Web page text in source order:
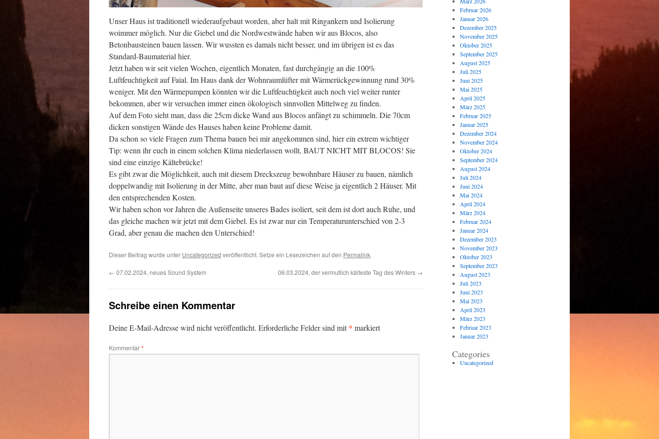
Unser Haus ist traditionell wiederaufgebaut worden, aber halt mit Ringankern und Isolierung
woimmer möglich. Nur die Giebel und die Nordwestwände haben wir aus Blocos, also
Betonbausteinen bauen lassen. Wir wussten es damals nicht besser, und im übrigen ist es das
Standard-Baumaterial hier.
Jetzt haben wir seit vielen Wochen, eigentlich Monaten, fast durchgängig an die 100%
Luftfeuchtigkeit auf Faial. Im Haus dank der Wohnraumlüfter mit Wärmerückgewinnung rund 30%
weniger. Mit den Wärmepumpen könnten wir die Luftfeuchtigkeit auch noch viel weiter runter
bekommen, aber wir versuchen immer einen ökologisch sinnvollen Mittelweg zu finden.
Auf dem Foto sieht man, dass die 25cm dicke Wand aus Blocos anfängt zu schimmeln. Die 70cm
dicken sonstigen Wände des Hauses haben keine Probleme damit.
Da schon so viele Fragen zum Thema bauen bei mir angekommen sind, hier ein extrem wichtiger
Tip: wenn ihr euch in einem solchen Klima niederlassen wollt, BAUT NICHT MIT BLOCOS! Sie
sind eine einzige Kältebrücke!
Es gibt zwar die Möglichkeit, auch mit diesem Dreckszeug bewohnbare Häuser zu bauen, nämlich
doppelwandig mit Isolierung in der Mitte, aber man baut auf diese Weise ja eigentlich 2 Häuser. Mit
den entsprechenden Kosten.
Wir haben schon vor Jahren die Außenseite unseres Bades isoliert, seit dem ist dort auch Ruhe, und
das gleiche machen wir jetzt mit dem Giebel. Es ist zwar nur ein Temperaturunterschied von 2-3
Grad, aber genau die machen den Unterschied!
Dieser Beitrag wurde unter Uncategorized veröffentlicht. Setze ein Lesezeichen auf den Permalink.
← 07.02.2024, neues Sound System 06.03.2024, der vermutlich kälteste Tag des Winters →
Schreibe einen Kommentar
Deine E-Mail-Adresse wird nicht veröffentlicht. Erforderliche Felder sind mit* markiert
Kommentar*
Februar 2026
Januar 2026
Dezember 2025
November 2025
Oktober 2025
September 2025
August 2025
Juli 2025
Juni 2025
Mai 2025
April 2025
März 2025
Februar 2025
Januar 2025
Dezember 2024
November 2024
Oktober 2024
September 2024
August 2024
Juli 2024
Juni 2024
Mai 2024
April 2024
März 2024
Februar 2024
Januar 2024
Dezember 2023
November 2023
Oktober 2023
September 2023
August 2023
Juli 2023
Juni 2023
Mai 2023
April 2023
März 2023
Februar 2023
Januar 2023
Categories
Uncategorized